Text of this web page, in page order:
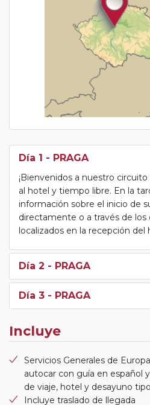
Día 1 - PRAGA
¡Bienvenidos a nuestro
al hotel y tiempo libre. En la
información sobre el inicio de
directamente o a través de
localizados en la recepción del
Día 2 - PRAGA
Día 3 - PRAGA
Incluye
Servicios Generales de
autocar con guía en español
de viaje, hotel y desayuno
Incluye traslado de llegada